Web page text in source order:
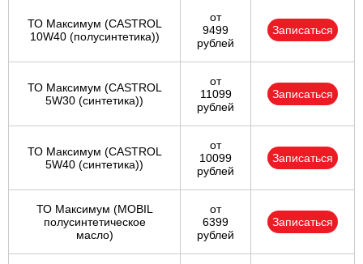
ТО Максимум (CASTROL
10W40 (полусинтетика))
от
9499
рублей
Записаться
ТО Максимум (CASTROL
5W30 (синтетика))
от
11099
рублей
Записаться
ТО Максимум (CASTROL
5W40 (синтетика))
от
10099
рублей
Записаться
ТО Максимум (MOBIL
полуcинтетическое
масло)
от
6399
рублей
Записаться